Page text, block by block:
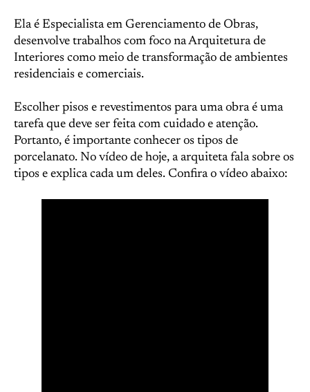
Ela é Especialista em Gerenciamento de Obras,
desenvolve trabalhos com foco na Arquitetura de
Interiores como meio de transformação de ambientes
residenciais e comerciais.
Escolher pisos e revestimentos para uma obra é uma
tarefa que deve ser feita com cuidado e atenção.
Portanto, é importante conhecer os tipos de
porcelanato. No vídeo de hoje, a arquiteta fala sobre os
tipos e explica cada um deles. Confira o vídeo abaixo: